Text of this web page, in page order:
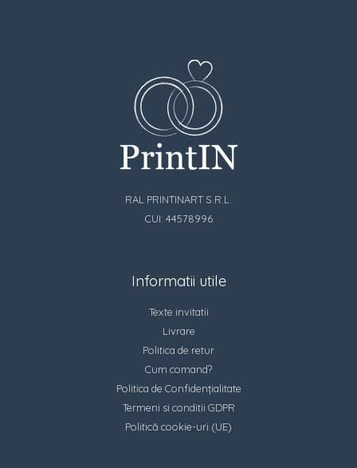
RAL PRINTINART S.R.L.
CUI: 44578996
Informatii utile
Texte invitatii
Livrare
Politica de retur
Cum comand?
Politica de Confidențialitate
Termeni si conditii GDPR
Politică cookie-uri (UE)